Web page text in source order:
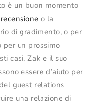
è un buon momento
o la
di gradimento, o per
per un prossimo
casi, Zak e il suo
essere d’aiuto per
guest relations
una relazione di